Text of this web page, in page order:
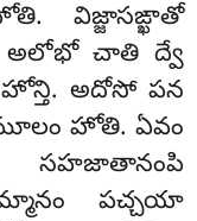
విజ్జాసఙ్ఖాతో
అలోభో చాతి ద్వే
అదోసో పన
హోతి. ఏవం
పచ్చయా